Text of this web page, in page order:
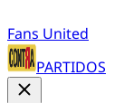
Fans United
PARTIDOS